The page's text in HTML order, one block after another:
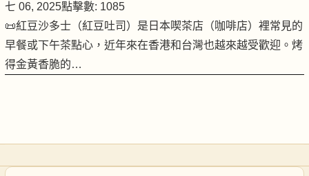
七 06, 2025點擊數: 1085
📜紅豆沙多士（紅豆吐司）是日本喫茶店（咖啡店）裡常見的
早餐或下午茶點心，近年來在香港和台灣也越來越受歡迎。烤
得金黃香脆的…